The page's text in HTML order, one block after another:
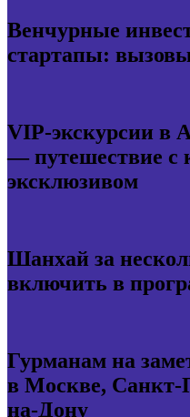
Венчурные
стартапы:
VIP-экскурсии в
— путешествие с
эксклюзивом
Шанхай за
включить в
Гурманам на
в Москве, Санкт-
на-Дону